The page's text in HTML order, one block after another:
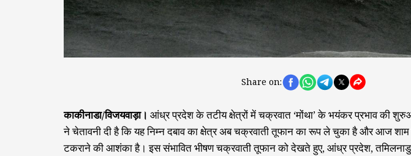
Share on:
काकीनाडा/विजयवाड़ा। आंध्र प्रदेश के तटीय क्षेत्रों में चक्रवात ‘मोंथा’ के भयंकर प्रभाव की
ने चेतावनी दी है कि यह निम्न दबाव का क्षेत्र अब चक्रवाती तूफान का रूप ले चुका है और आज
टकराने की आशंका है। इस संभावित भीषण चक्रवाती तूफान को देखते हुए, आंध्र प्रदेश, तमिलनाडु